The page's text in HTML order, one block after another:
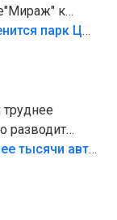
к
Глава Тольятти рассказал, как изменится парк Центрального района
разводит
полно
В тольяттинский лес не пустили более тысячи автомобилей